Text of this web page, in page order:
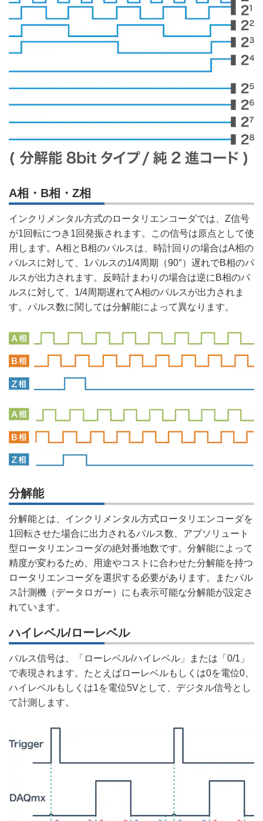
A相・B相・Z相
インクリメンタル方式のロータリエンコーダでは、Z信号
が1回転につき1回発振されます。この信号は原点として使
用します。A相とB相のパルスは、時計回りの場合はA相の
パルスに対して、1パルスの1/4周期（90°）遅れでB相のパ
ルスが出力されます。反時計まわりの場合は逆にB相のパ
ルスに対して、1/4周期遅れてA相のパルスが出力されま
す。パルス数に関しては分解能によって異なります。
分解能
分解能とは、インクリメンタル方式ロータリエンコーダを
1回転させた場合に出力されるパルス数、アブソリュート
型ロータリエンコーダの絶対番地数です。分解能によって
精度が変わるため、用途やコストに合わせた分解能を持つ
ロータリエンコーダを選択する必要があります。またパル
ス計測機（データロガー）にも表示可能な分解能が設定さ
れています。
ハイレベル/ローレベル
パルス信号は、「ローレベル/ハイレベル」または「0/1」
で表現されます。たとえばローレベルもしくは0を電位0、
ハイレベルもしくは1を電位5Vとして、デジタル信号とし
て計測します。